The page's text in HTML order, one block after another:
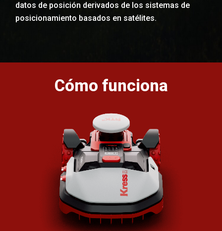
datos de posición derivados de los sistemas de
posicionamiento basados en satélites.
Cómo funciona